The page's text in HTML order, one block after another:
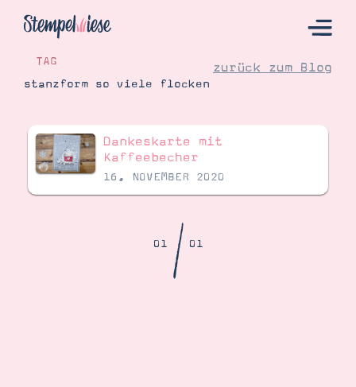
Hier Starten
Katalog
Bestellen
TAG
stanzform so viele flocken
zurück zum Blog
Dankeskarte mit
Kaffeebecher
16. NOVEMBER 2020
01/01